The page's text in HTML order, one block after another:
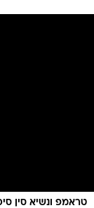
טראמפ ונשיא סין